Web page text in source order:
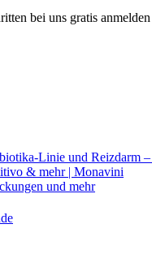
bei uns gratis anmelden
Linie und Reizdarm –
& mehr | Monavini
und mehr